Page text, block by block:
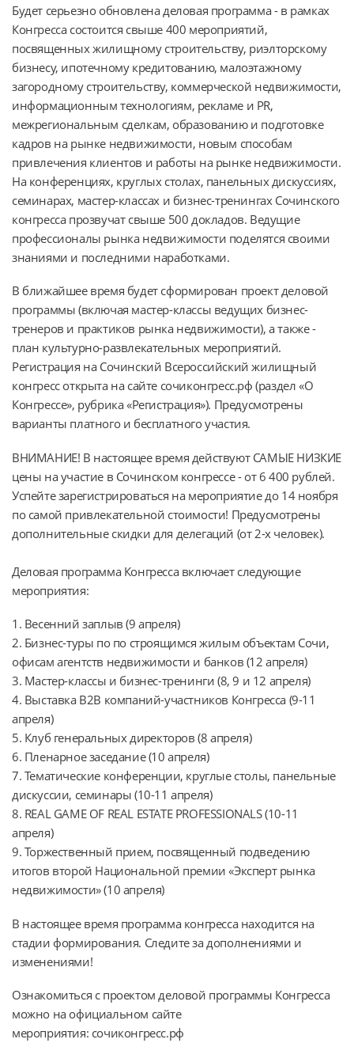
Будет серьезно обновлена деловая программа - в рамках
Конгресса состоится свыше 400 мероприятий,
посвященных жилищному строительству, риэлторскому
бизнесу, ипотечному кредитованию, малоэтажному
загородному строительству, коммерческой недвижимости,
информационным технологиям, рекламе и PR,
межрегиональным сделкам, образованию и подготовке
кадров на рынке недвижимости, новым способам
привлечения клиентов и работы на рынке недвижимости.
На конференциях, круглых столах, панельных дискуссиях,
семинарах, мастер-классах и бизнес-тренингах Сочинского
конгресса прозвучат свыше 500 докладов. Ведущие
профессионалы рынка недвижимости поделятся своими
знаниями и последними наработками.
В ближайшее время будет сформирован проект деловой
программы (включая мастер-классы ведущих бизнес-
тренеров и практиков рынка недвижимости), а также -
план культурно-развлекательных мероприятий.
Регистрация на Сочинский Всероссийский жилищный
конгресс открыта на сайте сочиконгресс.рф (раздел «О
Конгрессе», рубрика «Регистрация»). Предусмотрены
варианты платного и бесплатного участия.
ВНИМАНИЕ! В настоящее время действуют САМЫЕ НИЗКИЕ
цены на участие в Сочинском конгрессе - от 6 400 рублей.
Успейте зарегистрироваться на мероприятие до 14 ноября
по самой привлекательной стоимости! Предусмотрены
дополнительные скидки для делегаций (от 2-х человек).
Деловая программа Конгресса включает следующие
мероприятия:
1. Весенний заплыв (9 апреля)
2. Бизнес-туры по по строящимся жилым объектам Сочи,
офисам агентств недвижимости и банков (12 апреля)
3. Мастер-классы и бизнес-тренинги (8, 9 и 12 апреля)
4. Выставка B2B компаний-участников Конгресса (9-11
апреля)
5. Клуб генеральных ди⁠ректоров (8 апреля)
6. Пленарное заседание (10 апреля)
7. Тематические конференции, круглые столы, панельные
дискуссии, семинары (10-11 апреля)
8. REAL GAME OF REAL ESTATE PROFESSIONALS (10-11
апреля)
9. Торжественный прием, посвященный подведению
итогов второй Национальной премии «Эксперт рынка
недвижимости» (10 апреля)
В настоящее время программа конгресса находится на
стадии формирования. Следите за дополнениями и
изменениями!
Ознакомиться с проектом деловой программы Конгресса
можно на официальном сайте
мероприятия: сочиконгресс.рф